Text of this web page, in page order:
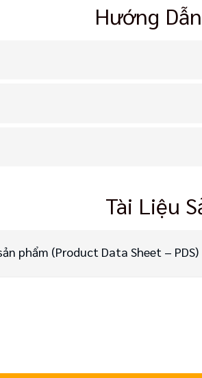
Hướng
Tài Liệu
phẩm (Product Data Sheet – PDS)